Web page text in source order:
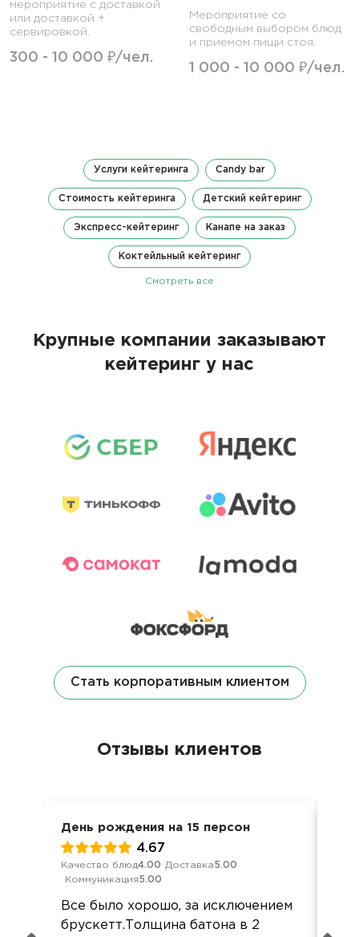
мероприятие с доставкой
или доставкой +
сервировкой.
300 - 10 000 ₽/чел.
Мероприятие со
свободным выбором блюд
и приемом пищи стоя.
1 000 - 10 000 ₽/чел.
Услуги кейтеринга Candy bar
Стоимость кейтеринга Детский кейтеринг
Экспресс-кейтеринг Канапе на заказ
Коктейльный кейтеринг
Смотреть все
Крупные компании заказывают
кейтеринг у нас
Стать корпоративным клиентом
Отзывы клиентов
День рождения на 15 персон
4.67
Качество блюд4.00 Доставка5.00
Коммуникация5.00
Все было хорошо, за исключением
брускетт.Толщина батона в 2